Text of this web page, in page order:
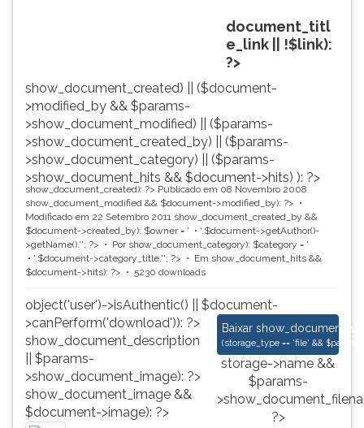
document_titl
e_link || !$link):
?>
show_document_created) || ($document-
>modified_by && $params-
>show_document_modified) || ($params-
>show_document_created_by) || ($params-
>show_document_category) || ($params-
>show_document_hits && $document->hits) ): ?>
show_document_created): ?> Publicado em 08 Novembro 2008
show_document_modified && $document->modified_by): ?>
Modificado em 22 Setembro 2011 show_document_created_by &&
$document->created_by): $owner = '
'.$document->getAuthor()-
>getName().''; ?> Por show_document_category): $category = '
'.$document->category_title.''; ?> Em show_document_hits &&
$document->hits): ?>
5230 downloads
object('user')->isAuthentic() || $document-
>canPerform('download')): ?>
Baixar Alexandre Dumas
(storage_type == 'file' &&
storage->name &&
$params-
?>
show_document_description
|| $params-
>show_document_image): ?>
show_document_image &&
$document->image): ?>